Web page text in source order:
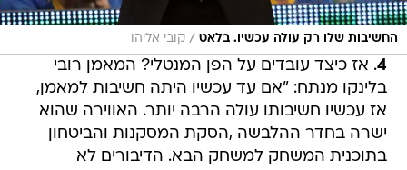
החשיבות שלו רק עולה עכשיו. בלאט / קובי אליהו
4. אז כיצד עובדים על הפן המנטלי? המאמן רובי
בלינקו מנתח: "אם עד עכשיו היתה חשיבות למאמן,
אז עכשיו חשיבותו עולה הרבה יותר. האווירה שהוא
ישרה בחדר ההלבשה ,הסקת המסקנות והביטחון
בתוכנית המשחק למשחק הבא. הדיבורים לא